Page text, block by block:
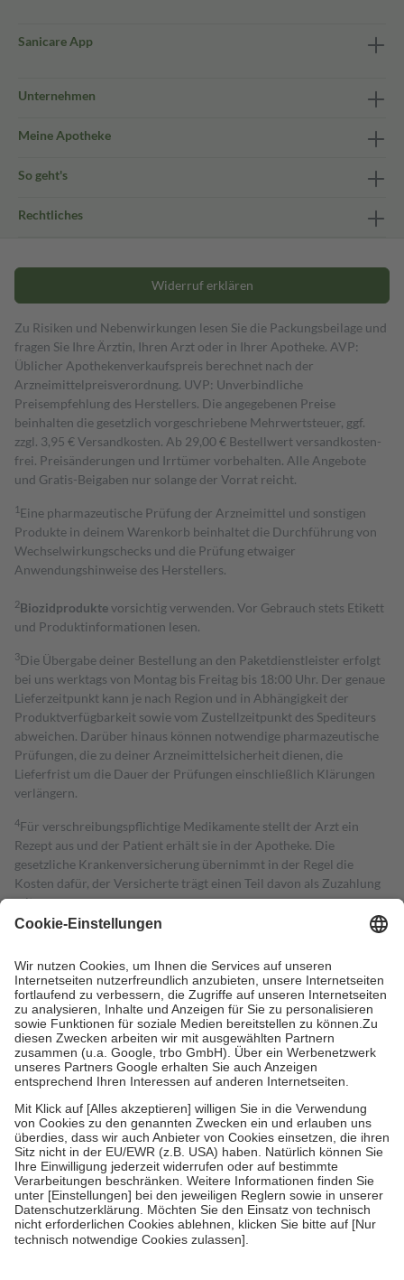
Sanicare App
Unternehmen
Meine Apotheke
So geht's
Rechtliches
Widerruf erklären
Zu Risiken und Nebenwirkungen lesen Sie die Packungsbeilage und
fragen Sie Ihre Ärztin, Ihren Arzt oder in Ihrer Apotheke. AVP:
Üblicher Apothekenverkaufspreis berechnet nach der
Arzneimittelpreisverordnung. UVP: Unverbindliche
Preisempfehlung des Herstellers. Die angegebenen Preise
beinhalten die gesetzlich vorgeschriebene Mehrwertsteuer, ggf.
zzgl. 3,95 € Versandkosten. Ab 29,00 € Bestell­wert versand­kosten­
frei. Preisänderungen und Irrtümer vorbehalten. Alle Angebote
und Gratis-Beigaben nur solange der Vorrat reicht.
1 Eine pharmazeutische Prüfung der Arzneimittel und sonstigen
Produkte in deinem Warenkorb beinhaltet die Durchführung von
Wechselwirkungschecks und die Prüfung etwaiger
Anwendungshinweise des Herstellers.
2Biozidproduktevorsichtig verwenden. Vor Gebrauch stets Etikett
und Produktinformationen lesen.
3Die Übergabe deiner Bestellung an den Paketdienstleister erfolgt
bei uns werktags von Montag bis Freitag bis 18:00 Uhr. Der genaue
Lieferzeitpunkt kann je nach Region und in Abhängigkeit der
Produktverfügbarkeit sowie vom Zustellzeitpunkt des Spediteurs
abweichen. Darüber hinaus können notwendige pharmazeutische
Prüfungen, die zu deiner Arzneimittelsicherheit dienen, die
Lieferfrist um die Dauer der Prüfungen einschließlich Klärungen
verlängern.
4Für verschreibungspflichtige Medikamente stellt der Arzt ein
Rezept aus und der Patient erhält sie in der Apotheke. Die
gesetzliche Krankenversicherung übernimmt in der Regel die
Kosten dafür, der Versicherte trägt einen Teil davon als Zuzahlung
mit.
Grundsätzlich leisten Mitglieder Zuzahlungen in Höhe von zehn
höchstens zehn Euro.
Es sind jedoch nie mehr als die tatsächlichen
Kosten der Leistung zu entrichten.
Diese Regeln gelten grundsätzlich auch für Online-Apotheken.
Bei Heilmitteln und häuslicher Krankenpflege beträgt die
Zuzahlung zehn Prozent der Kosten sowie zehn Euro je
Verordnung.
Um das Engagement der Versicherten für ihre eigene Gesundheit zu
stärken und die besondere Stellung der Familie zu unterstützen,
fallenkeine Zuzahlungenan bei:
• Kindern und Jugendlichen bis zum vollendeten 18. Lebensjahr
mit Ausnahme der Fahrkosten
• Untersuchungen zur Vorsorge und Früherkennung, die von der
GKV getragen werden
• empfohlenen Schutzimpfungen
• Harn- und Blutteststreifen